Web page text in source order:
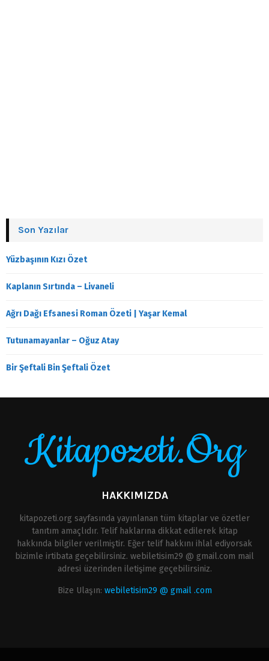
Son Yazılar
Yüzbaşının Kızı Özet
Kaplanın Sırtında – Livaneli
Ağrı Dağı Efsanesi Roman Özeti | Yaşar Kemal
Tutunamayanlar – Oğuz Atay
Bir Şeftali Bin Şeftali Özet
Kitapozeti.Org
HAKKIMIZDA
kitapozeti.org sayfasında yayınlanan tüm kitaplar ve özetler
tanıtım amaçlıdır. Telif haklarına dikkat edilerek kitap
hakkında bilgiler verilmiştir. Eğer telif hakkını ihlal ediyorsak
bizimle irtibata geçebilirsiniz. webiletisim29 @ gmail.com mail
adresi üzerinden iletişime geçebilirsiniz.
Bize Ulaşın: webiletisim29 @ gmail .com